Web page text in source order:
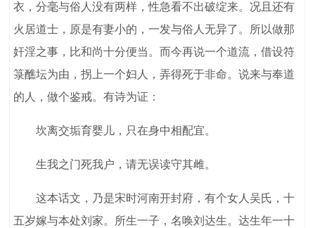
衣，分毫与俗人没有两样，性急看不出破绽来。况且还有
火居道士，原是有妻小的，一发与俗人无异了。所以做那
奸淫之事，比和尚十分便当。而今再说一个道流，借设符
箓醮坛为由，拐上一个妇人，弄得死于非命。说来与奉道
的人，做个鉴戒。有诗为证：
坎离交垢育婴儿，只在身中相配宜。
生我之门死我户，请无误读守其雌。
这本话文，乃是宋时河南开封府，有个女人吴氏，十
五岁嫁与本处刘家。所生一子，名唤刘达生。达生年一十